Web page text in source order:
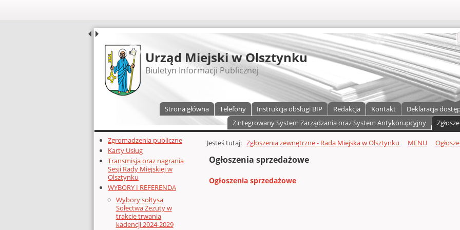
UDOSTĘPNIJ
Urząd Miejski w Olsztynku
Biuletyn Informacji Publicznej
Strona główna Telefony Instrukcja obsługi BIP Redakcja Kontakt Deklaracja
Zintegrowany System Zarządzania oraz System Antykorupcyjny
Dodatkowe zasoby (lewa kolumna)
Zgromadzenia publiczne
Karty Usług
Transmisja oraz nagrania
Sesji Rady Miejskiej w
Olsztynku
WYBORY I REFERENDA
Wybory sołtysa
Sołectwa Zezuty w
trakcie trwania
kadencji 2024-2029
Głównej zawartości
Jesteś tutaj: Zgłoszenia zewnętrzne - Rada Miejska w Olsztynku MENU
Ogłoszenia sprzedażowe
Ogłoszenia sprzedażowe